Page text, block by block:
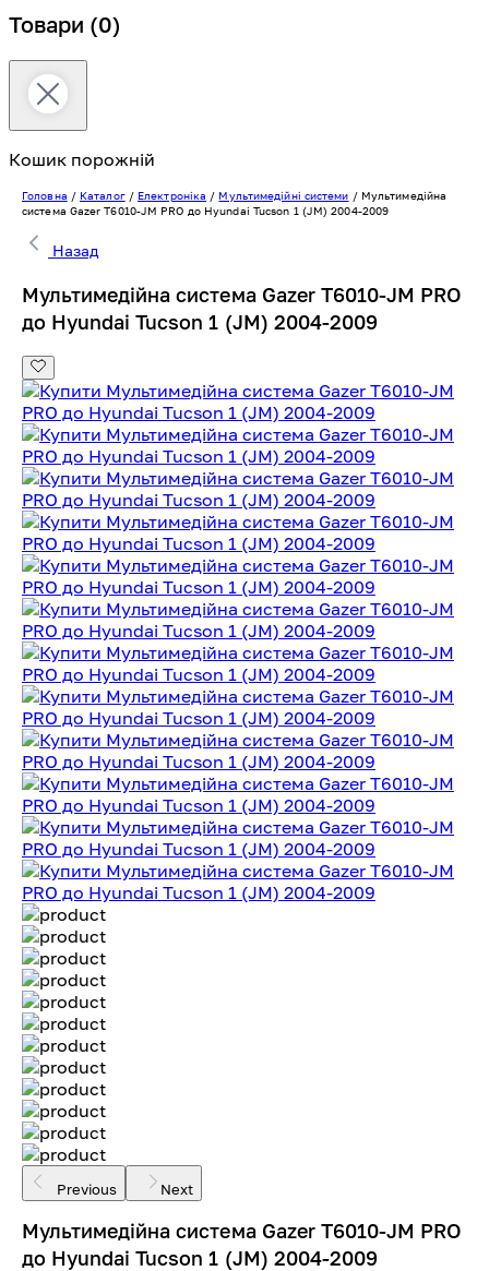
Товари (0)
Кошик порожній
Головна / Каталог/ Електроніка / Мультимедійні системи / Мультимедійна
система Gazer T6010-JM PRO до Hyundai Tucson 1 (JM) 2004-2009
Назад
Мультимедійна система Gazer T6010-JM PRO
до Hyundai Tucson 1 (JM) 2004-2009
Previous Next
Мультимедійна система Gazer T6010-JM PRO
до Hyundai Tucson 1 (JM) 2004-2009